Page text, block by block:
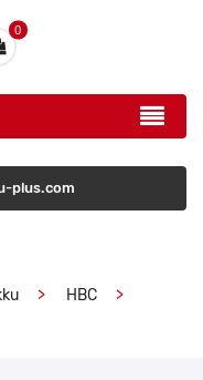
0
plus.com
HBC